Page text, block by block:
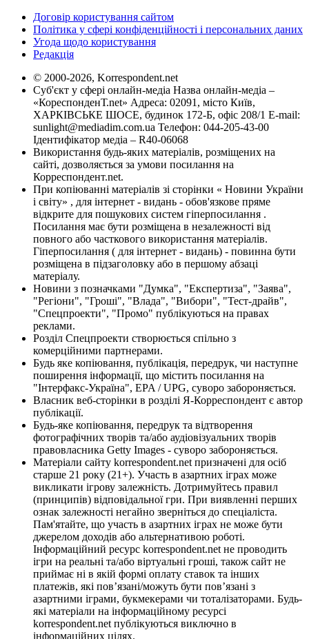
Договір користування сайтом
Політика у сфері конфіденційності і персональних даних
Угода щодо користування
Редакція
© 2000-2026, Korrespondent.net
Суб'єкт у сфері онлайн-медіа Назва онлайн-медіа –
«КореспонденТ.net» Адреса: 02091, місто Київ,
ХАРКІВСЬКЕ ШОСЕ, будинок 172-Б, офіс 208/1 E-mail:
sunlight@mediadim.com.ua Телефон: 044-205-43-00
Ідентифікатор медіа – R40-06068
Використання будь-яких матеріалів, розміщених на
сайті, дозволяється за умови посилання на
Корреспондент.net.
При копіюванні матеріалів зі сторінки « Новини України
і світу» , для інтернет - видань - обов'язкове пряме
відкрите для пошукових систем гіперпосилання .
Посилання має бути розміщена в незалежності від
повного або часткового використання матеріалів.
Гіперпосилання ( для інтернет - видань) - повинна бути
розміщена в підзаголовку або в першому абзаці
матеріалу.
Новини з позначками "Думка", "Експертиза", "Заява",
"Регіони", "Гроші", "Влада", "Вибори", "Тест-драйв",
"Спецпроекти", "Промо" публікуються на правах
реклами.
Розділ Спецпроекти створюється спільно з
комерційними партнерами.
Будь яке копіювання, публікація, передрук, чи наступне
поширення інформації, що містить посилання на
"Інтерфакс-Україна", EPA / UPG, суворо забороняється.
Власник веб-сторінки в розділі Я-Корреспондент є автор
публікації.
Будь-яке копіювання, передрук та відтворення
фотографічних творів та/або аудіовізуальних творів
правовласника Getty Images - суворо забороняється.
Матеріали сайту korrespondent.net призначені для осіб
старше 21 року (21+). Участь в азартних іграх може
викликати ігрову залежність. Дотримуйтесь правил
(принципів) відповідальної гри. При виявленні перших
ознак залежності негайно зверніться до спеціаліста.
Пам'ятайте, що участь в азартних іграх не може бути
джерелом доходів або альтернативою роботі.
Інформаційний ресурс korrespondent.net не проводить
ігри на реальні та/або віртуальні гроші, також сайт не
приймає ні в якій формі оплату ставок та інших
платежів, які пов’язані/можуть бути пов’язані з
азартними іграми, букмекерами чи тоталізаторами. Будь-
які матеріали на інформаційному ресурсі
korrespondent.net публікуються виключно в
інформаційних цілях.